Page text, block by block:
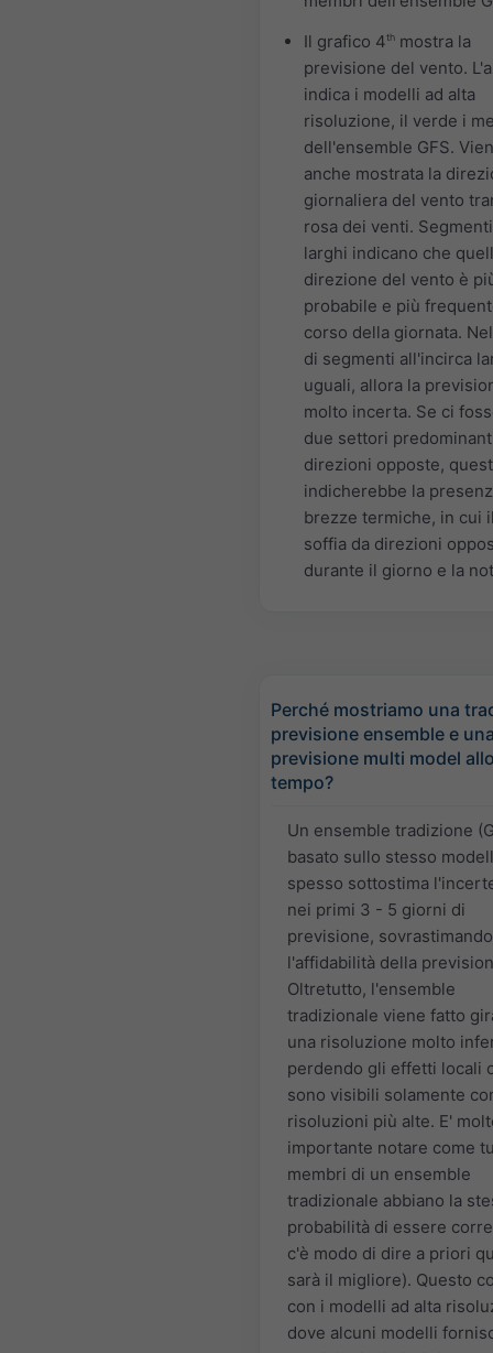
Il grafico 4th mostra la
previsione del vento.
indica i modelli ad alta
risoluzione, il verde i
dell'ensemble GFS.
anche mostrata la
giornaliera del vento
rosa dei venti.
larghi indicano che
direzione del vento è
probabile e più
corso della giornata.
di segmenti all'incirca
uguali, allora la
molto incerta. Se ci
due settori
direzioni opposte,
indicherebbe la
brezze termiche, in cui
soffia da direzioni
durante il giorno e la
Perché mostriamo una
previsione ensemble e
previsione multi model
tempo?
Un ensemble tradizione
basato sullo stesso
spesso sottostima
nei primi 3 - 5 giorni di
previsione, sovrastimando
l'affidabilità della
Oltretutto, l'ensemble
tradizionale viene fatto
una risoluzione molto
perdendo gli effetti locali
sono visibili solamente
risoluzioni più alte. E'
importante notare come
membri di un ensemble
tradizionale abbiano la
probabilità di essere
c'è modo di dire a priori
sarà il migliore). Questo
con i modelli ad alta
dove alcuni modelli